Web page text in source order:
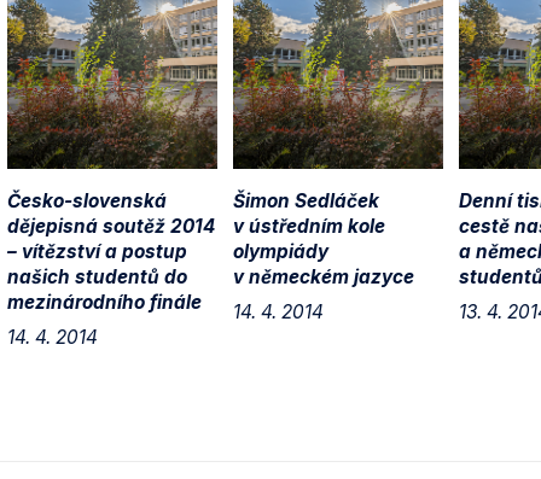
Česko-slovenská
dějepisná soutěž 2014
– vítězství a postup
našich studentů do
mezinárodního finále
14. 4. 2014
Šimon Sedláček
v ústředním kole
olympiády
v německém jazyce
14. 4. 2014
Denní
cestě
a
13. 4.